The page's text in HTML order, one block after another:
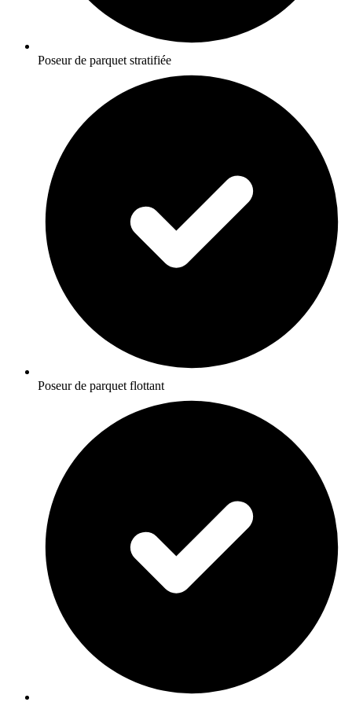
Poseur de parquet stratifiée
Poseur de parquet flottant